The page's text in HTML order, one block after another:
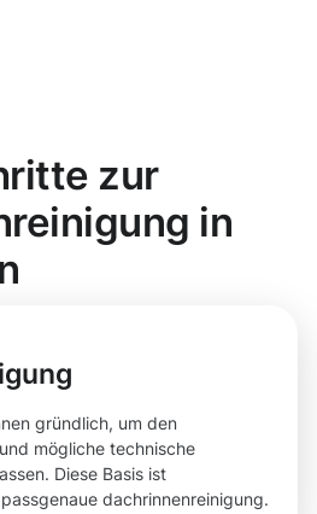
zur
in
gründlich, um den
mögliche technische
Diese Basis ist
dachrinnenreinigung.